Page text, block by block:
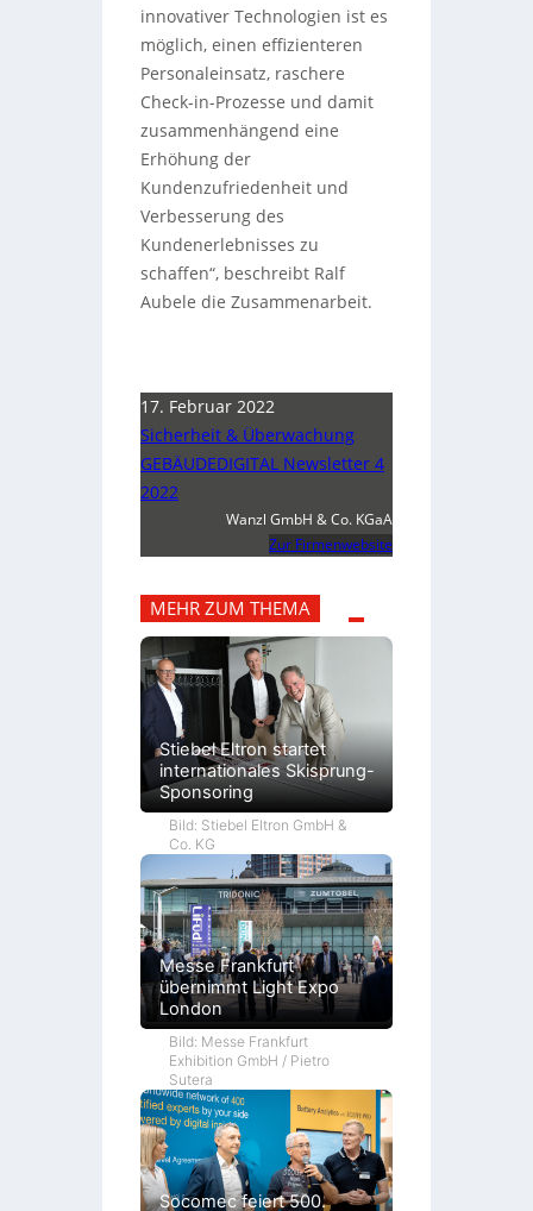
innovativer Technologien ist es
möglich, einen effizienteren
Personaleinsatz, raschere
Check-in-Prozesse und damit
zusammenhängend eine
Erhöhung der
Kundenzufriedenheit und
Verbesserung des
Kundenerlebnisses zu
schaffen“, beschreibt Ralf
Aubele die Zusammenarbeit.
17. Februar 2022
Sicherheit & Überwachung
GEBÄUDEDIGITAL Newsletter 4
2022
Wanzl GmbH & Co. KGaA
Zur Firmenwebsite
MEHR ZUM THEMA
Stiebel Eltron startet
internationales Skisprung-
Sponsoring
Bild: Stiebel Eltron GmbH &
Co. KG
Messe Frankfurt
übernimmt Light Expo
London
Bild: Messe Frankfurt
Exhibition GmbH / Pietro
Sutera
Socomec feiert 500.